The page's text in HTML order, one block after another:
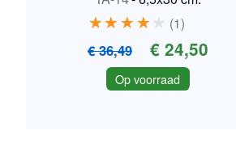
1
€ 36,49 € 24,50
Op voorraad